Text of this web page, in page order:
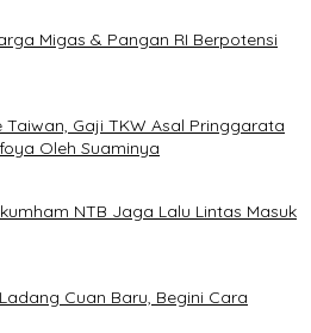
Migas & Pangan RI Berpotensi
Taiwan, Gaji TKW Asal Pringgarata
Oleh Suaminya
NTB Jaga Lalu Lintas Masuk
Cuan Baru, Begini Cara